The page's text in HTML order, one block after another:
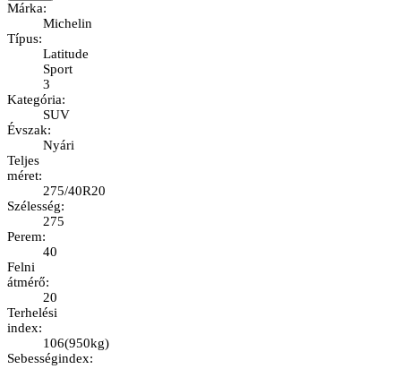
Márka:
Michelin
Típus:
Latitude
Sport
3
Kategória:
SUV
Évszak:
Nyári
Teljes
méret:
275/40R20
Szélesség:
275
Perem:
40
Felni
átmérő:
20
Terhelési
index:
106(950kg)
Sebességindex: